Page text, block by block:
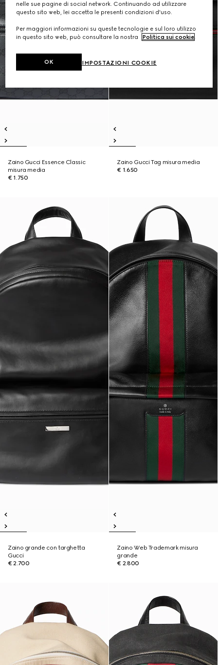
Zaino Gucci Essence Classic
misura media
€ 1.750
Zaino Gucci Tag misura media
€ 1.650
Zaino grande con targhetta
Gucci
€ 2.700
Zaino Web Trademark misura
grande
€ 2.800
nelle sue pagine di social network. Continuando ad utilizzare
questo sito web, lei accetta le presenti condizioni d'uso.
Per maggiori informazioni su queste tecnologie e sul loro utilizzo
in questo sito web, può consultare la nostra
Politica sui cookie.
IMPOSTAZIONI COOKIE
OK